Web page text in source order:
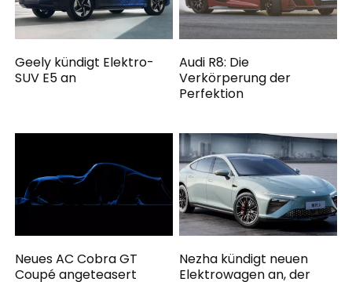
Geely kündigt Elektro-
SUV E5 an
Audi R8: Die
Verkörperung der
Perfektion
Neues AC Cobra GT
Coupé angeteasert
Nezha kündigt neuen
Elektrowagen an, der